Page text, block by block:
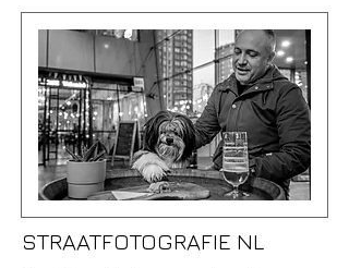
STRAATFOTOGRAFIE NL